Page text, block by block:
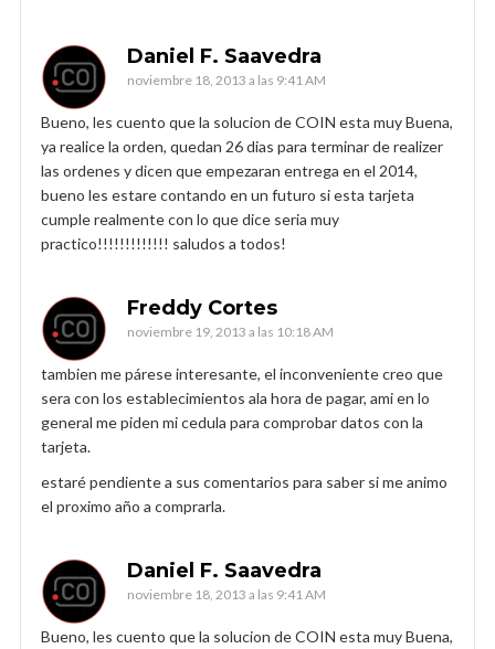
Daniel F. Saavedra
noviembre 18, 2013 a las 9:41 AM
Bueno, les cuento que la solucion de COIN esta muy Buena,
ya realice la orden, quedan 26 dias para terminar de realizer
las ordenes y dicen que empezaran entrega en el 2014,
bueno les estare contando en un futuro si esta tarjeta
cumple realmente con lo que dice seria muy
practico!!!!!!!!!!!!! saludos a todos!
Freddy Cortes
noviembre 19, 2013 a las 10:18 AM
tambien me párese interesante, el inconveniente creo que
sera con los establecimientos ala hora de pagar, ami en lo
general me piden mi cedula para comprobar datos con la
tarjeta.
estaré pendiente a sus comentarios para saber si me animo
el proximo año a comprarla.
Daniel F. Saavedra
noviembre 18, 2013 a las 9:41 AM
Bueno, les cuento que la solucion de COIN esta muy Buena,